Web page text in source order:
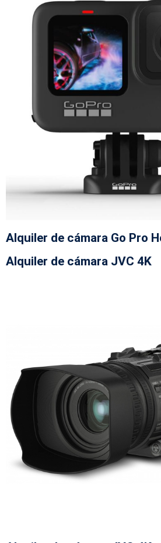
Alquiler de cámara Go Pro
Alquiler de cámara JVC 4K